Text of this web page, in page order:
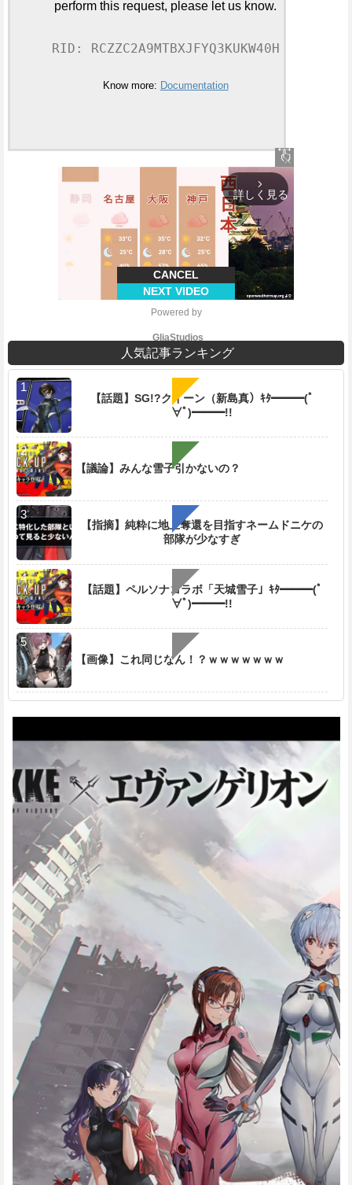
perform this request, please let us know.
RID: RCZZC2A9MTBXJFYQ3KUKW40H
Know more: Documentation
close
arrow_forward_ios
詳しく見る
CANCEL
NEXT VIDEO
e
Powered by
GliaStudios
人気記事ランキング
【話題】SG!?クイーン（新島真）ｷﾀ━━━(ﾟ
∀ﾟ)━━━!!
【議論】みんな雪子引かないの？
【指摘】純粋に地上奪還を目指すネームドニケの
部隊が少なすぎ
【話題】ペルソナコラボ「天城雪子」ｷﾀ━━━(ﾟ
∀ﾟ)━━━!!
【画像】これ同じなん！？ｗｗｗｗｗｗｗ